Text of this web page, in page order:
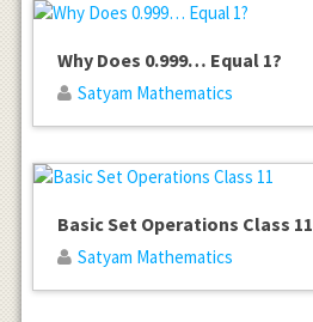
Why Does 0.999… Equal 1?
Satyam Mathematics
Basic Set Operations Class 11
Satyam Mathematics